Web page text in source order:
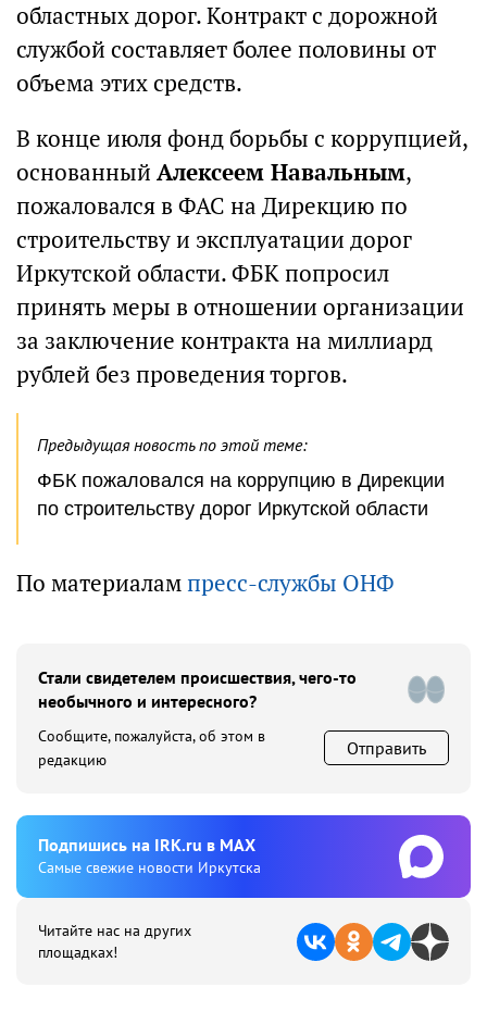
областных дорог. Контракт с дорожной
службой составляет более половины от
объема этих средств.
В конце июля фонд борьбы с коррупцией,
основанный Алексеем Навальным,
пожаловался в ФАС на Дирекцию по
строительству и эксплуатации дорог
Иркутской области. ФБК попросил
принять меры в отношении организации
за заключение контракта на миллиард
рублей без проведения торгов.
Предыдущая новость по этой теме:
ФБК пожаловался на коррупцию в Дирекции
по строительству дорог Иркутской области
По материалампресс-службы ОНФ
Стали свидетелем происшествия, чего-то
необычного и интересного?
Сообщите, пожалуйста, об этом в
редакцию
Отправить
Подпишиcь на IRK.ru в MAX
Cамые свежие новости Иркутска
Читайте нас на других
площадках!